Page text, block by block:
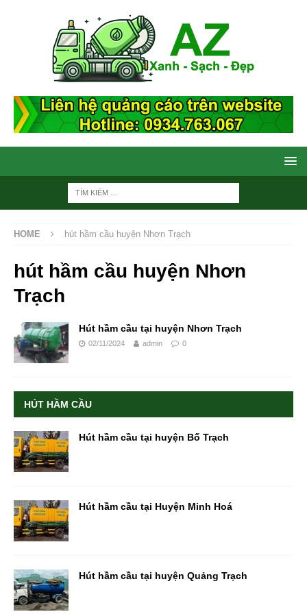
HOME hút hầm cầu huyện Nhơn Trạch
hút hầm cầu huyện Nhơn
Trạch
Hút hầm cầu tại huyện Nhơn Trạch
02/11/2024 admin 0
HÚT HẦM CẦU
Hút hầm cầu tại huyện Bố Trạch
Hút hầm cầu tại Huyện Minh Hoá
Hút hầm cầu tại huyện Quảng Trạch